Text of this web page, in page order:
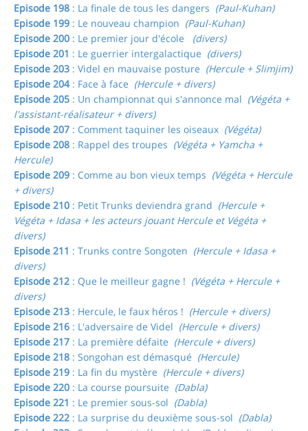
Episode 198 : La finale de tous les dangers (Paul-Kuhan)
Episode 199 : Le nouveau champion (Paul-Kuhan)
Episode 200 : Le premier jour d'école
(divers)
Episode 201 : Le guerrier intergalactique (divers)
Episode 203 : Videl en mauvaise posture (Hercule + Slimjim)
Episode 204: Face à face (Hercule + divers)
Episode 205 : Un championnat qui s'annonce mal (Végéta +
l'assistant-réalisateur + divers)
Episode 207 : Comment taquiner les oiseaux (Végéta)
Episode 208 : Rappel des troupes (Végéta + Yamcha +
Hercule)
Episode 209 : Comme au bon vieux temps (Végéta + Hercule
+ divers)
Episode 210 : Petit Trunks deviendra grand (Hercule +
Végéta + Idasa + les acteurs jouant Hercule et Végéta +
divers)
Episode 211 : Trunks contre Songoten (Hercule + Idasa +
divers)
Episode 212 : Que le meilleur gagne ! (Végéta + Hercule +
divers)
Episode 213 : Hercule, le faux héros ! (Hercule + divers)
Episode 216 : L'adversaire de Videl (Hercule + divers)
Episode 217 : La première défaite (Hercule + divers)
Episode 218 : Songohan est démasqué (Hercule)
Episode 219 : La fin du mystère (Hercule + divers)
Episode 220 : La course poursuite (Dabla)
Episode 221 : Le premier sous-sol (Dabla)
Episode 222 : La surprise du deuxième sous-sol (Dabla)